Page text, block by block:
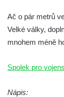
Kenotaf
Kenotaf
Ač o pár metrů
Velké války,
mnohem méně
Spolek pro
Nápis: